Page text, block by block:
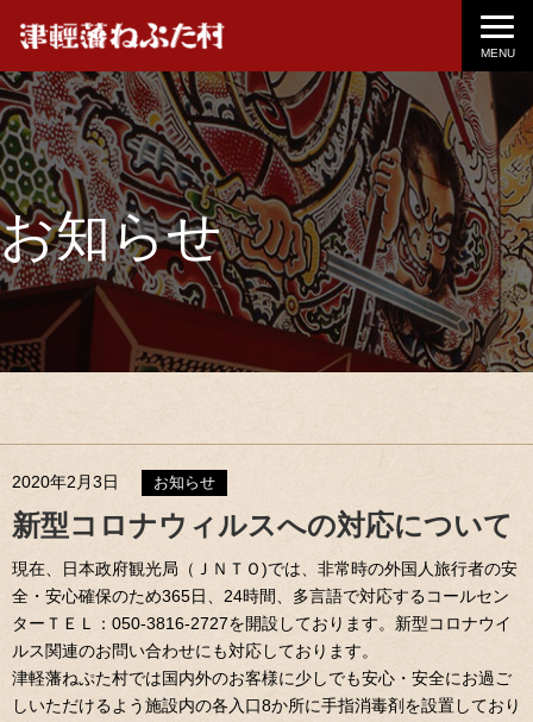
MENU
お知らせ
2020年2月3日 お知らせ
新型コロナウィルスへの対応について
現在、日本政府観光局（ＪＮＴＯ)では、非常時の外国人旅行者の安
全・安心確保のため365日、24時間、多言語で対応するコールセン
ターＴＥＬ：050-3816-2727を開設しております。新型コロナウイ
ルス関連のお問い合わせにも対応しております。
津軽藩ねぷた村では国内外のお客様に少しでも安心・安全にお過ご
しいただけるよう施設内の各入口8か所に手指消毒剤を設置しており